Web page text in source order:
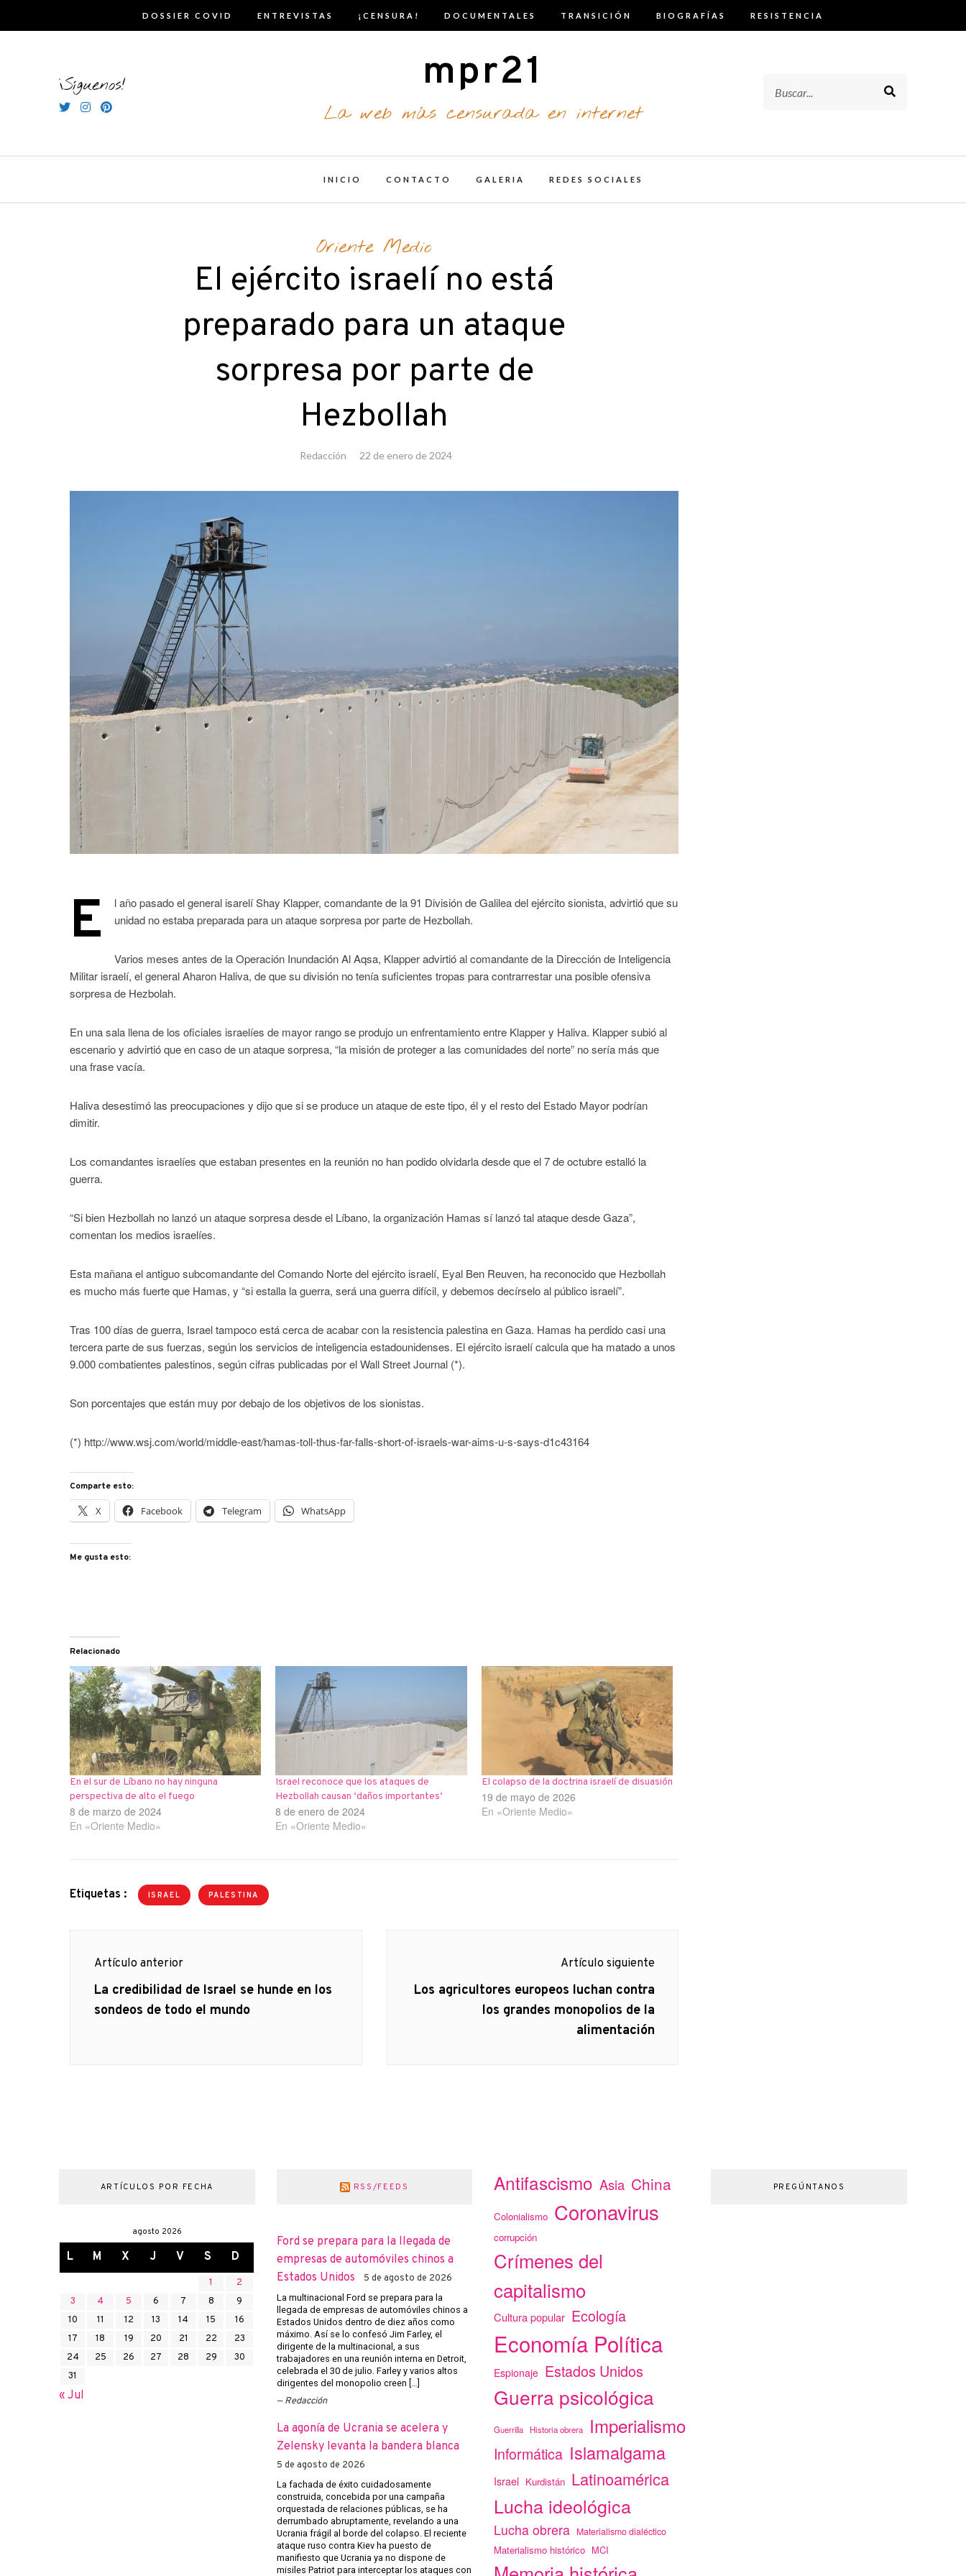
DOSSIER COVID ENTREVISTAS ¡CENSURA! DOCUMENTALES TRANSICIÓN BIOGRAFÍAS RESISTENCIA
¡Síguenos! mpr21
La web más censurada en internet
INICIO CONTACTO GALERIA REDES SOCIALES
Oriente Medio
El ejército israelí no está
preparado para un ataque
sorpresa por parte de
Hezbollah
Redacción 22 de enero de 2024
E
l año pasado el general isarelí Shay Klapper, comandante de la 91 División de Galilea del ejército sionista, advirtió que su
unidad no estaba preparada para un ataque sorpresa por parte de Hezbollah.
Varios meses antes de la Operación Inundación Al Aqsa, Klapper advirtió al comandante de la Dirección de Inteligencia
Militar israelí, el general Aharon Haliva, de que su división no tenía suficientes tropas para contrarrestar una posible ofensiva
sorpresa de Hezbolah.
En una sala llena de los oficiales israelíes de mayor rango se produjo un enfrentamiento entre Klapper y Haliva. Klapper subió al
escenario y advirtió que en caso de un ataque sorpresa, “la misión de proteger a las comunidades del norte” no sería más que
una frase vacía.
Haliva desestimó las preocupaciones y dijo que si se produce un ataque de este tipo, él y el resto del Estado Mayor podrían
dimitir.
Los comandantes israelíes que estaban presentes en la reunión no han podido olvidarla desde que el 7 de octubre estalló la
guerra.
“Si bien Hezbollah no lanzó un ataque sorpresa desde el Líbano, la organización Hamas sí lanzó tal ataque desde Gaza”,
comentan los medios israelíes.
Esta mañana el antiguo subcomandante del Comando Norte del ejército israelí, Eyal Ben Reuven, ha reconocido que Hezbollah
es mucho más fuerte que Hamas, y “si estalla la guerra, será una guerra difícil, y debemos decírselo al público israelí”.
Tras 100 días de guerra, Israel tampoco está cerca de acabar con la resistencia palestina en Gaza. Hamas ha perdido casi una
tercera parte de sus fuerzas, según los servicios de inteligencia estadounidenses. El ejército israelí calcula que ha matado a unos
9.000 combatientes palestinos, según cifras publicadas por el Wall Street Journal (*).
Son porcentajes que están muy por debajo de los objetivos de los sionistas.
(*) http://www.wsj.com/world/middle-east/hamas-toll-thus-far-falls-short-of-israels-war-aims-u-s-says-d1c43164
Comparte esto:
X Facebook Telegram WhatsApp
Me gusta esto:
Relacionado
En el sur de Líbano no hay ninguna
perspectiva de alto el fuego
8 de marzo de 2024
En «Oriente Medio»
Israel reconoce que los ataques de
Hezbollah causan ‘daños importantes’
8 de enero de 2024
En «Oriente Medio»
El colapso de la doctrina israelí de disuasión
19 de mayo de 2026
En «Oriente Medio»
Etiquetas : ISRAEL PALESTINA
Navegación
de
Artículo anterior
Artículo
anterior
La credibilidad de Israel se hunde en los
sondeos de todo el mundo
Artículo siguiente
Artículo
Los agricultores europeos luchan contra
los grandes monopolios de la
alimentación
ARTÍCULOS POR FECHA
agosto 2026
L M X J V S D
1
2
3
4 5 6 7 8
9
10
11 12 13 14 15
16
17
18 19 20 21 22
23
24
25 26 27 28 29
30
31
« Jul
RSS/FEEDS
Ford se prepara para la llegada de
empresas de automóviles chinos a
Estados Unidos
5 de agosto de 2026
La multinacional Ford se prepara para la
llegada de empresas de automóviles chinos a
Estados Unidos dentro de diez años como
máximo. Así se lo confesó Jim Farley, el
dirigente de la multinacional, a sus
trabajadores en una reunión interna en Detroit,
celebrada el 30 de julio. Farley y varios altos
dirigentes del monopolio creen […]
Redacción
La agonía de Ucrania se acelera y
Zelensky levanta la bandera blanca
5 de agosto de 2026
La fachada de éxito cuidadosamente
construida, concebida por una campaña
orquestada de relaciones públicas, se ha
derrumbado abruptamente, revelando a una
Ucrania frágil al borde del colapso. El reciente
ataque ruso contra Kiev ha puesto de
manifiesto que Ucrania ya no dispone de
misiles Patriot para interceptar los ataques con
Antifascismo Asia China
Colonialismo Coronavirus
corrupción
Crímenes del
capitalismo
Cultura popular Ecología
Economía Política
Espionaje Estados Unidos
Guerra psicológica
Guerrilla Historia obrera Imperialismo
Informática Islamalgama
Israel Kurdistán Latinoamérica
Lucha ideológica
Lucha obrera Materialismo dialéctico
Materialismo histórico MCI
PREGÚNTANOS